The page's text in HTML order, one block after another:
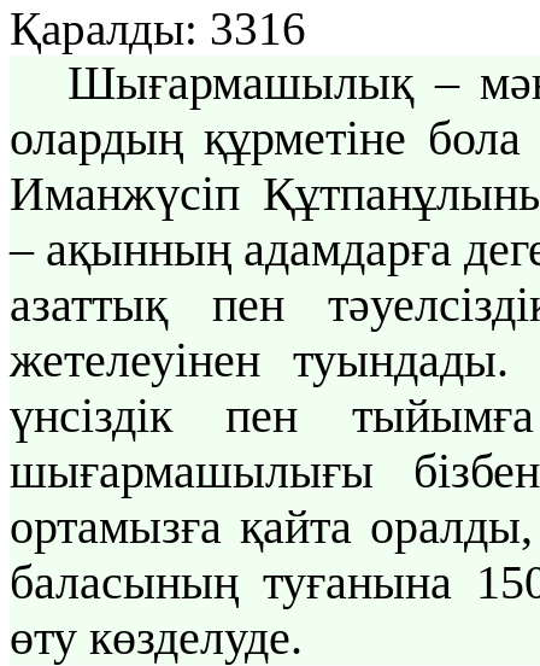
Қаралды: 3316
Шығармашылық –
олардың құрметіне
Иманжүсіп
– ақынның адамдарға
азаттық пен
жетелеуінен
үнсіздік пен
шығармашылығы
ортамызға қайта
баласының туғанына
өту көзделуде.